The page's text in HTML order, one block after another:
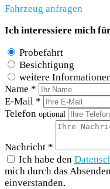
Fahrzeug anfragen
Ich interessiere mich
Probefahrt
Besichtigung
weitere
Name *
E-Mail *
Telefon optional
Nachricht *
Ich habe den
mich durch das
einverstanden.